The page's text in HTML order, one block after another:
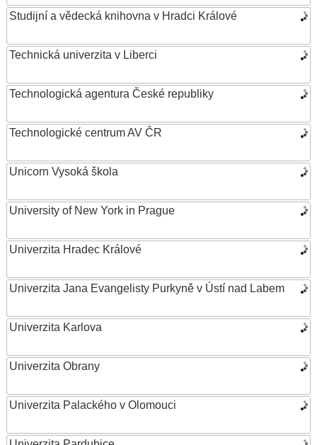
Studijní a vědecká knihovna v Hradci Králové
Technická univerzita v Liberci
Technologická agentura České republiky
Technologické centrum AV ČR
Unicorn Vysoká škola
University of New York in Prague
Univerzita Hradec Králové
Univerzita Jana Evangelisty Purkyně v Ústí nad Labem
Univerzita Karlova
Univerzita Obrany
Univerzita Palackého v Olomouci